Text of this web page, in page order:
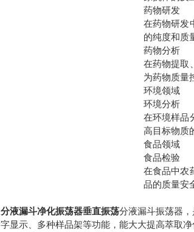
药物研发
在药物研发
的纯度和质
药物分析
在药物提取
为药物质量
环境领域
环境分析
在环境样品
高目标物质
食品领域
食品检验
在食品中农
品的质量安
分液漏斗净化振荡器垂直振荡分液漏斗振荡器
字显示、多种样品架等功能，能大大提高萃取